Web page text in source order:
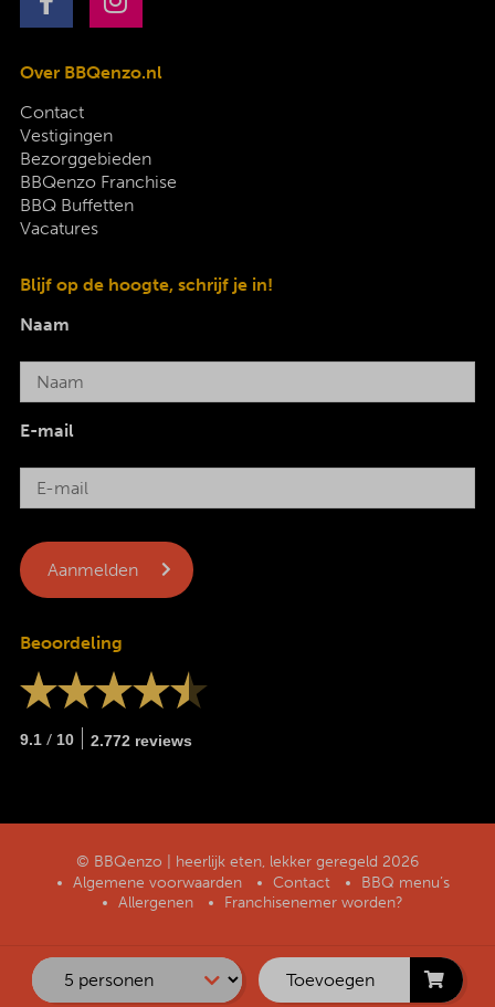
Toevoegen
Over BBQenzo.nl
Contact
Vestigingen
Bezorggebieden
BBQenzo Franchise
BBQ Buffetten
Vacatures
Blijf op de hoogte, schrijf je in!
Naam
E-mail
Beoordeling
9.1 / 10 2.772 reviews
© BBQenzo | heerlijk eten, lekker geregeld 2026
Algemene voorwaarden
Contact
BBQ menu’s
Allergenen
Franchisenemer worden?